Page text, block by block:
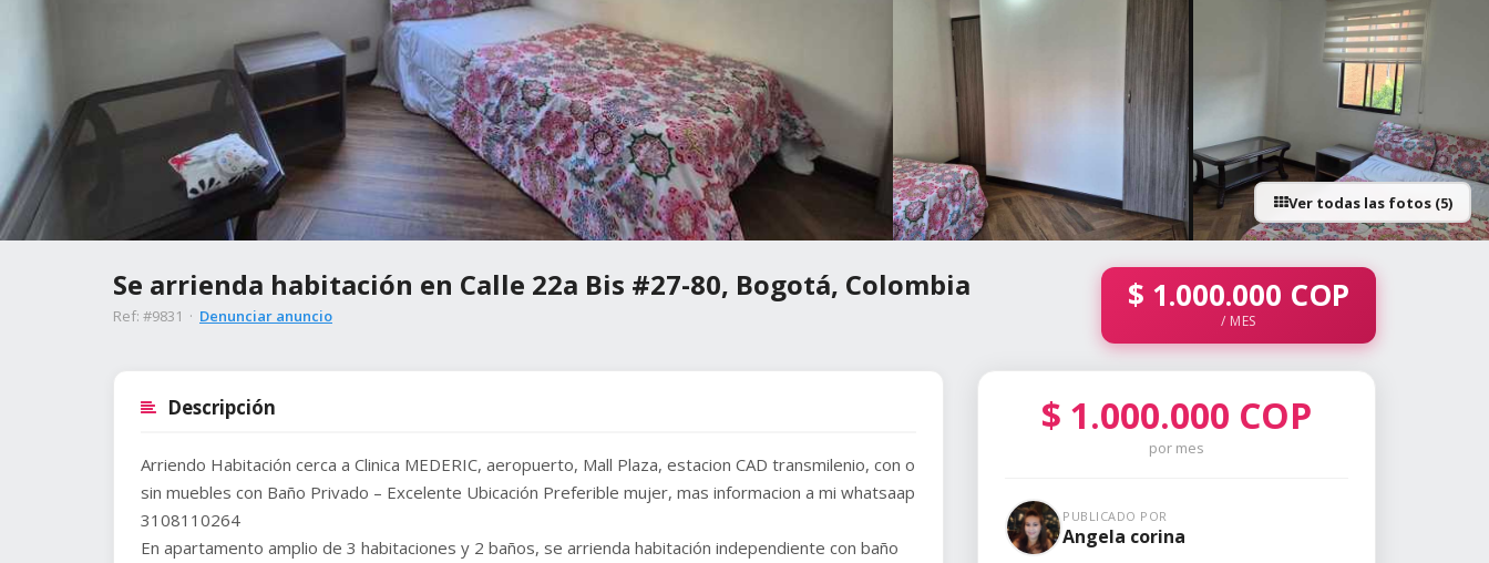
Ver todas las fotos (5)
Se arrienda habitación en Calle 22a Bis #27-80, Bogotá, Colombia
Ref: #9831 · Denunciar anuncio
$ 1.000.000 COP
/ MES
Descripción
Arriendo Habitación cerca a Clinica MEDERIC, aeropuerto, Mall Plaza, estacion CAD transmilenio, con o
sin muebles con Baño Privado – Excelente Ubicación Preferible mujer, mas informacion a mi whatsaap
3108110264
En apartamento amplio de 3 habitaciones y 2 baños, se arrienda habitación independiente con baño
$ 1.000.000 COP
por mes
PUBLICADO POR
Angela corina